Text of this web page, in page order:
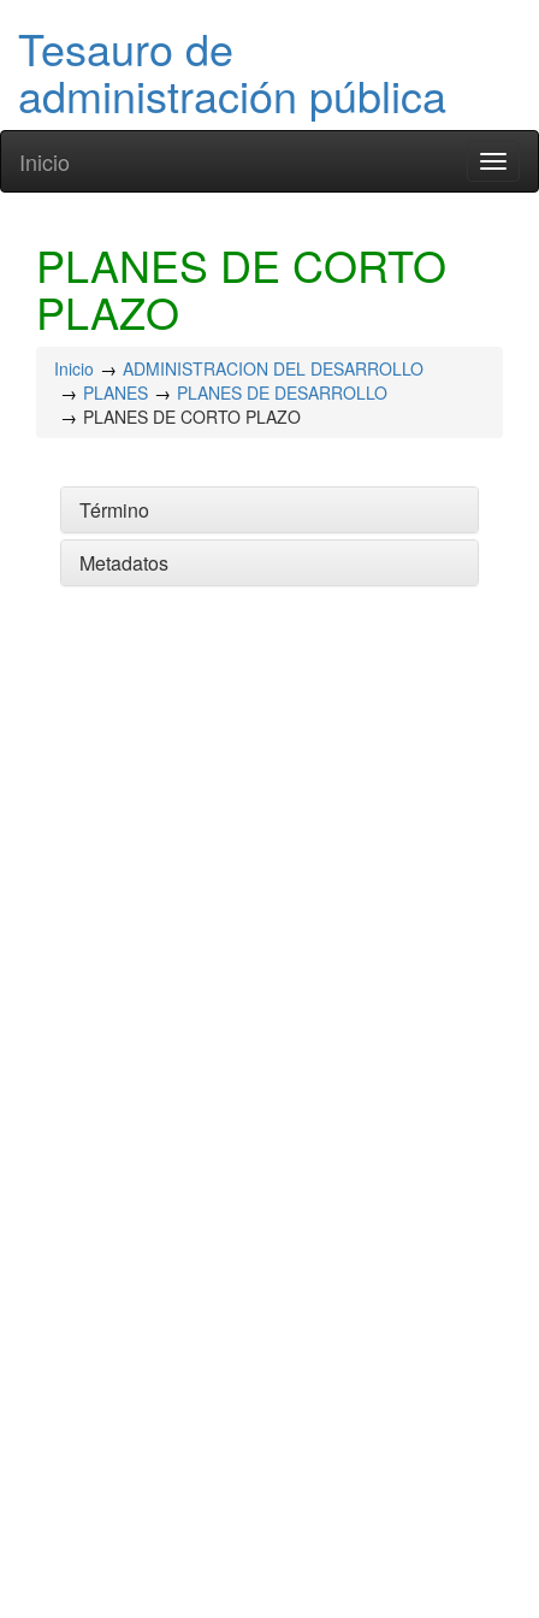
Tesauro de
administración pública
Inicio
PLANES DE CORTO
PLAZO
Inicio
ADMINISTRACION DEL DESARROLLO
PLANES
PLANES DE DESARROLLO
PLANES DE CORTO PLAZO
Término
Metadatos